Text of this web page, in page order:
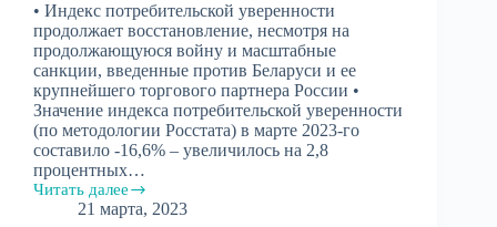
• Индекс потребительской уверенности
продолжает восстановление, несмотря на
продолжающуюся войну и масштабные
санкции, введенные против Беларуси и ее
крупнейшего торгового партнера России •
Значение индекса потребительской уверенности
(по методологии Росстата) в марте 2023-го
составило -16,6% – увеличилось на 2,8
процентных…
Читать далее
Индекс
потребительской
21 марта, 2023